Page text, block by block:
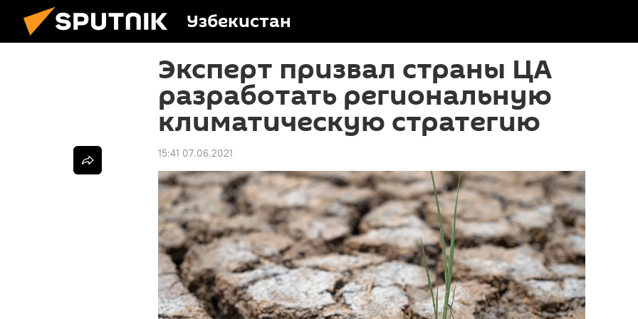
Узбекистан
Эксперт призвал страны ЦА
разработать региональную
климатическую стратегию
15:41 07.06.2021